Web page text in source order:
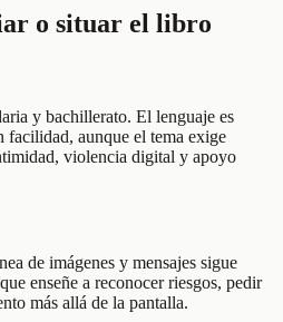
o situar el libro
y bachillerato. El lenguaje es
facilidad, aunque el tema exige
violencia digital y apoyo
de imágenes y mensajes sigue
enseñe a reconocer riesgos, pedir
más allá de la pantalla.